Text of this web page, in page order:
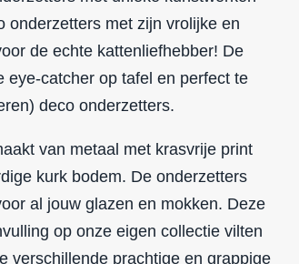
onderzetters met zijn vrolijke en
de echte kattenliefhebber! De
eye-catcher op tafel en perfect te
deco onderzetters.
van metaal met krasvrije print
kurk bodem. De onderzetters
al jouw glazen en mokken. Deze
op onze eigen collectie vilten
verschillende prachtige en grappige